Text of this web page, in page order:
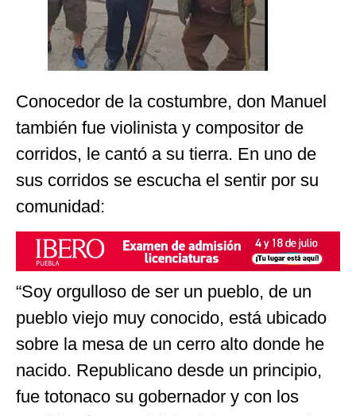
Conocedor de la costumbre, don Manuel
también fue violinista y compositor de
corridos, le cantó a su tierra. En uno de
sus corridos se escucha el sentir por su
comunidad:
“Soy orgulloso de ser un pueblo, de un
pueblo viejo muy conocido, está ubicado
sobre la mesa de un cerro alto donde he
nacido. Republicano desde un principio,
fue totonaco su gobernador y con los